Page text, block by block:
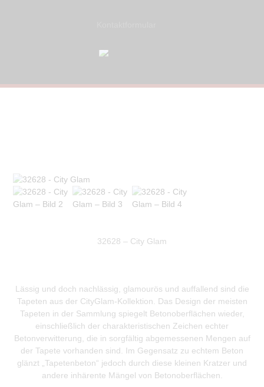
32628 – City Glam
Lässig und doch nachlässig, glamourös und auffallend sind die
Tapeten aus der CityGlam-Kollektion. Das Design der meisten
Tapeten in der Sammlung spiegelt Betonoberflächen wieder,
einschließlich der charakteristischen Zeichen echter
Betonverwitterung, die in sorgfältig abgemessenen Mengen auf
der Tapete vorhanden sind. Im Gegensatz zu echtem Beton
glänzt „Tapetenbeton“ jedoch durch diese kleinen Kratzer und
andere inhärente Mängel von Betonoberflächen.